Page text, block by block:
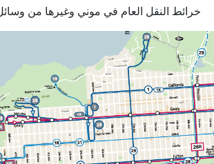
خرائط النقل العام في موني وغيرها من